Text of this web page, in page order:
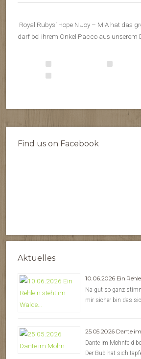
Royal Rubys‘ Hope N Joy – MIA hat das
darf bei ihrem Onkel Pacco aus unserem
Find us on Facebook
Aktuelles
10.06.2026 Ein
Na gut so ganz
mir sicher bin das
25.05.2026 Dante
Dante im Mohnfeld
Der Bub hat sich